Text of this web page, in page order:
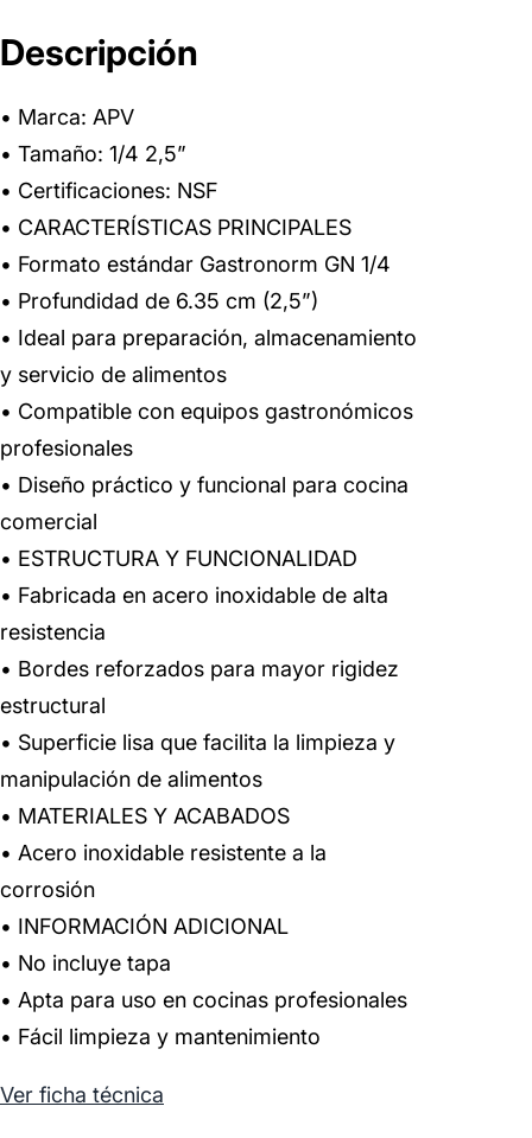
Descripción
• Marca: APV
• Tamaño: 1/4 2,5”
• Certificaciones: NSF
• CARACTERÍSTICAS PRINCIPALES
• Formato estándar Gastronorm GN 1/4
• Profundidad de 6.35 cm (2,5”)
• Ideal para preparación, almacenamiento
y servicio de alimentos
• Compatible con equipos gastronómicos
profesionales
• Diseño práctico y funcional para cocina
comercial
• ESTRUCTURA Y FUNCIONALIDAD
• Fabricada en acero inoxidable de alta
resistencia
• Bordes reforzados para mayor rigidez
estructural
• Superficie lisa que facilita la limpieza y
manipulación de alimentos
• MATERIALES Y ACABADOS
• Acero inoxidable resistente a la
corrosión
• INFORMACIÓN ADICIONAL
• No incluye tapa
• Apta para uso en cocinas profesionales
• Fácil limpieza y mantenimiento
Ver ficha técnica